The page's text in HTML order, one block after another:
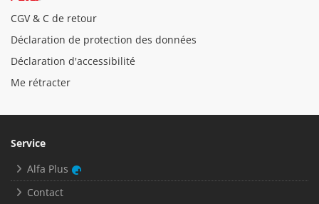
CGV & C de retour
Déclaration de protection des données
Déclaration d'accessibilité
Me rétracter
Service
Alfa Plus
Contact